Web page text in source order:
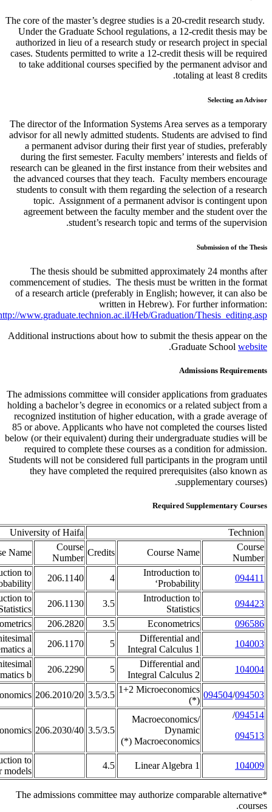
The core of the master’s degree studies is a 20-credit research study.
Under the Graduate School regulations, a 12-credit thesis may be
authorized in lieu of a research study or research project in special
cases. Students permitted to write a 12-credit thesis will be required
to take additional courses specified by the permanent advisor and
totaling at least 8 credits.
Selecting an Advisor
The director of the Information Systems Area serves as a temporary
advisor for all newly admitted students. Students are advised to find
a permanent advisor during their first year of studies, preferably
during the first semester. Faculty members’ interests and fields of
research can be gleaned in the first instance from their websites and
the advanced courses that they teach. Faculty members encourage
students to consult with them regarding the selection of a research
topic. Assignment of a permanent advisor is contingent upon
agreement between the faculty member and the student over the
student’s research topic and terms of the supervision.
Submission of the Thesis
The thesis should be submitted approximately 24 months after
commencement of studies. The thesis must be written in the format
of a research article (preferably in English; however, it can also be
written in Hebrew). For further information:
www.graduate.technion.ac.il/Heb/Graduation/Thesis_editing.asp
Additional instructions about how to submit the thesis appear on the
Graduate School website
.
Admissions Requirements
The admissions committee will consider applications from graduates
holding a bachelor’s degree in economics or a related subject from a
recognized institution of higher education, with a grade average of
85 or above. Applicants who have not completed the courses listed
below (or their equivalent) during their undergraduate studies will be
required to complete these courses as a condition for admission.
Students will not be considered full participants in the program until
they have completed the required prerequisites (also known as
supplementary courses).
Required Supplementary Courses
Technion
University of Haifa
Course
Number
Course Name
Credits
Course
Number
Name
094411
Introduction to
Probability
‘
4
206.1140
to
094423
Introduction to
Statistics
3.5
206.1130
to
096586
Econometrics
3.5
206.2820
104003
Differential and
Integral Calculus 1
5
206.1170
a
104004
Differential and
Integral Calculus 2
5
206.2290
b
094503
/
094504
Microeconomics
1+2
(*)
3.5/3.5
206.2010/20
094514
/
094513
Macroeconomics/
Dynamic
Macroeconomics
(*)
3.5/3.5
206.2030/40
104009
Linear Algebra 1
4.5
to
models
*The admissions committee may authorize comparable alternative
courses.